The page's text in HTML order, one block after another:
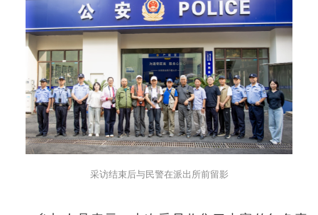
采访结束后与民警在派出所前留影